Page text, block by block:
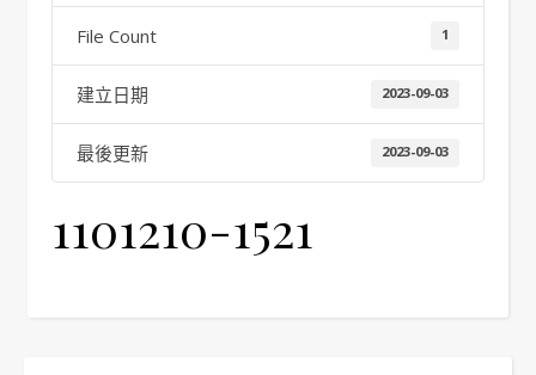
File Count 1
建立日期 2023-09-03
最後更新 2023-09-03
1101210-1521